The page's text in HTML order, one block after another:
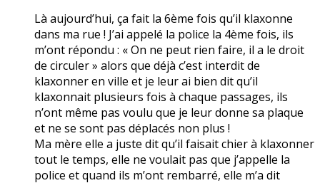
Là aujourd’hui, ça fait la 6ème fois qu’il klaxonne
dans ma rue ! J’ai appelé la police la 4ème fois, ils
m’ont répondu : « On ne peut rien faire, il a le droit
de circuler » alors que déjà c’est interdit de
klaxonner en ville et je leur ai bien dit qu’il
klaxonnait plusieurs fois à chaque passages, ils
n’ont même pas voulu que je leur donne sa plaque
et ne se sont pas déplacés non plus !
Ma mère elle a juste dit qu’il faisait chier à klaxonner
tout le temps, elle ne voulait pas que j’appelle la
police et quand ils m’ont rembarré, elle m’a dit